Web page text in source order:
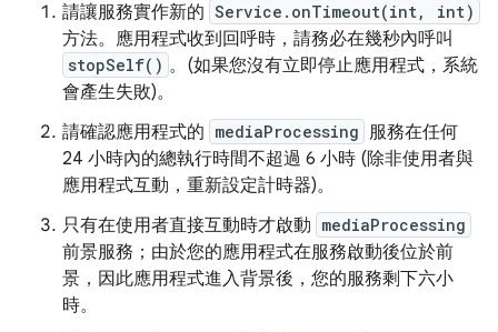
請讓服務實作新的 Service.onTimeout(int, int)
方法。應用程式收到回呼時，請務必在幾秒內呼叫
stopSelf() 。(如果您沒有立即停止應用程式，系統
會產生失敗)。
請確認應用程式的 mediaProcessing 服務在任何
24 小時內的總執行時間不超過 6 小時 (除非使用者與
應用程式互動，重新設定計時器)。
只有在使用者直接互動時才啟動 mediaProcessing
前景服務；由於您的應用程式在服務啟動後位於前
景，因此應用程式進入背景後，您的服務剩下六小
時。